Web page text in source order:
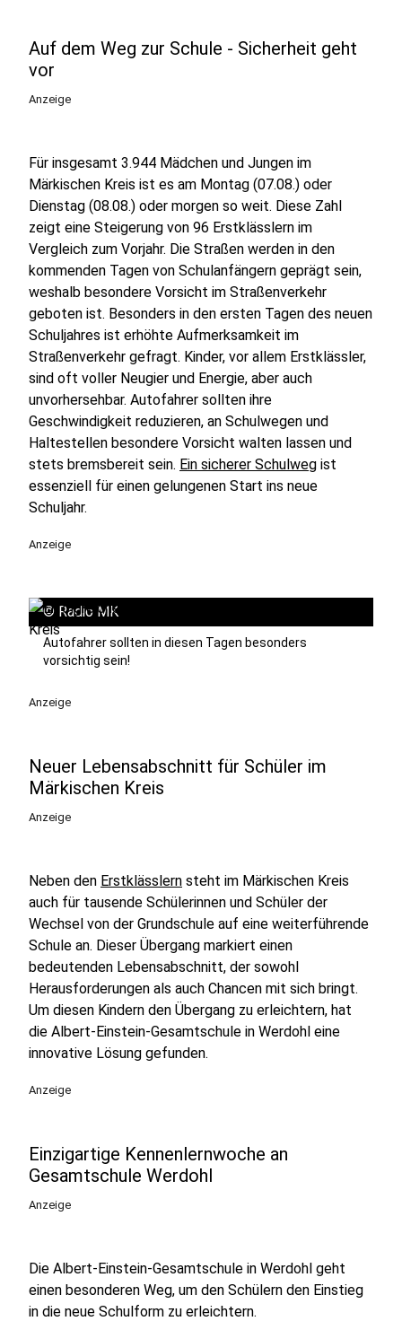
Auf dem Weg zur Schule - Sicherheit geht
vor
Anzeige
Für insgesamt 3.944 Mädchen und Jungen im
Märkischen Kreis ist es am Montag (07.08.) oder
Dienstag (08.08.) oder morgen so weit. Diese Zahl
zeigt eine Steigerung von 96 Erstklässlern im
Vergleich zum Vorjahr. Die Straßen werden in den
kommenden Tagen von Schulanfängern geprägt sein,
weshalb besondere Vorsicht im Straßenverkehr
geboten ist. Besonders in den ersten Tagen des neuen
Schuljahres ist erhöhte Aufmerksamkeit im
Straßenverkehr gefragt. Kinder, vor allem Erstklässler,
sind oft voller Neugier und Energie, aber auch
unvorhersehbar. Autofahrer sollten ihre
Geschwindigkeit reduzieren, an Schulwegen und
Haltestellen besondere Vorsicht walten lassen und
stets bremsbereit sein. Ein sicherer Schulweg ist
essenziell für einen gelungenen Start ins neue
Schuljahr.
Anzeige
© Radio MK
Autofahrer sollten in diesen Tagen besonders
vorsichtig sein!
Anzeige
Neuer Lebensabschnitt für Schüler im
Märkischen Kreis
Anzeige
Neben den Erstklässlern steht im Märkischen Kreis
auch für tausende Schülerinnen und Schüler der
Wechsel von der Grundschule auf eine weiterführende
Schule an. Dieser Übergang markiert einen
bedeutenden Lebensabschnitt, der sowohl
Herausforderungen als auch Chancen mit sich bringt.
Um diesen Kindern den Übergang zu erleichtern, hat
die Albert-Einstein-Gesamtschule in Werdohl eine
innovative Lösung gefunden.
Anzeige
Einzigartige Kennenlernwoche an
Gesamtschule Werdohl
Anzeige
Die Albert-Einstein-Gesamtschule in Werdohl geht
einen besonderen Weg, um den Schülern den Einstieg
in die neue Schulform zu erleichtern.